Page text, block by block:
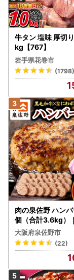
牛タン 塩味 厚切
kg【767】
岩手県花巻市
(1798)
肉の泉佐野 ハン
個（合計3.6kg）
ーグ 訳あり 黒毛
わポーク
大阪府泉佐野市
(22)